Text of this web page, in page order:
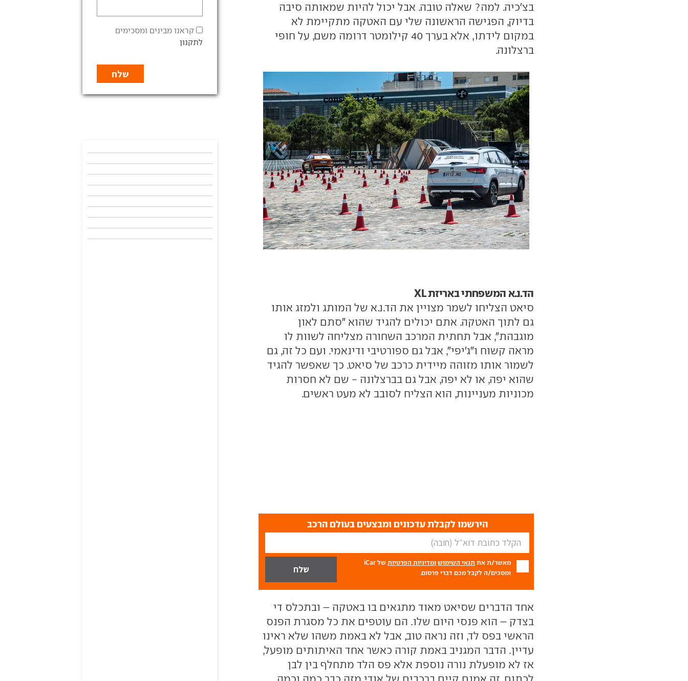
בצ'כיה. למה? שאלה טובה. אבל יכול להיות שמאותה סיבה
בדיוק, הפגישה הראשונה שלי עם האטקה מתקיימת לא
במקום לידתו, אלא בערך 40 קילומטר דרומה משם, על חופי
ברצלונה.
הד.נ.א המשפחתי באריזת XL
סיאט הצליחו לשמר מצויין את הד.נ.א של המותג ולמזג אותו
גם לתוך האטקה. אתם יכולים להגיד שהוא "סתם לאון
מוגבהת", אבל תחתית המרכב השחורה מצליחה לשוות לו
מראה קשוח ו"ג'יפי", אבל גם ספורטיבי ודינאמי. ועם כל זה, גם
לשמור אותו מזוהה מיידית כרכב של סיאט. כך שאפשר להגיד
שהוא יפה, או לא יפה, אבל גם בברצלונה - שם לא חסרות
מכוניות מעניינות, הוא הצליח לסובב לא מעט ראשים.
הירשמו לקבלת עדכונים ומבצעים בעולם הרכב
מאשר/ת את תנאי השימוש ומדיניות הפרטיות
של iCar
ומסכים/ה לקבל מכם דברי פרסום.
אחד הדברים שסיאט מאוד מתגאים בו באטקה – ובתכלס די
בצדק – הוא פנסי היום שלו. הם עוטפים את כל מסגרת הפנס
הראשי בפס לד, וזה נראה טוב, אבל לא באמת משהו שלא ראינו
עדיין. הדבר המגניב באמת קורה כאשר אחד האיתותים מופעל,
אז לא מופעלת נורה נוספת אלא פס הלד מתחלף בין לבן
קראנו מבינים ומסכימים
לתקנון